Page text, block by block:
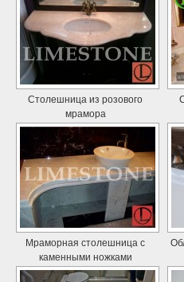
Столешница из розового
мрамора
Мраморная столешница с
каменными ножками